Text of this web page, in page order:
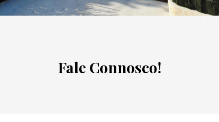
Fale Connosco!